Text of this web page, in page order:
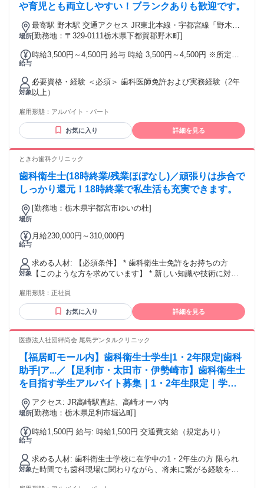
ています。 * 成果を正当に評価してほしい方 歩合給制度があ
という意欲のある方をサポートします。
や育児とも両立しやすい！ブランクありも歓迎です。
場所
最寄駅 野木駅 交通アクセス JR東北本線・宇都宮線「野木
駅」より徒歩7分
[勤務地：〒329-0111栃木県下都賀郡野木町]
給与
時給3,500円～4,500円 給与 時給 3,500円～4,500円 ※所定労
合給あり】 自費診療の20%を歩合給として支給いたします✨
昇給あり（随時） 賞与あり（年2回／6月・12月）
対象
必要資格・経験 ＜必須＞ 歯科医師免許および実務経験（2年
以上）
雇用形態： アルバイト・パート
お気に入り 詳細を見る
ときわ歯科クリニック
歯科衛生士(18時終業/残業ほぼなし)／頑張りは歩合で
しっかり還元！18時終業で私生活も充実できます。
場所
[勤務地：栃木県宇都宮市ゆいの杜]
給与
月給230,000円～310,000円
対象
求める人材: 【必須条件】 * 歯科衛生士免許をお持ちの方
【このような方を求めています】 * 新しい知識や技術に対し
試すなど、常に良いものを取り入れる姿勢を大切にしていま
す。新しい情報を学ぶことを楽しめる方を歓迎します。 * 誠
実に患者様と向き合える方 予防歯科やメンテナンスを通じ
ています。 * ワークライフバランスを大切にしたい方 18時終
充実させたいという当院の考えに共感いただける方を募集し
ています。 * 成果を正当に評価してほしい方 歩合給制度があ
るため、自分のスキルや頑張りを給与として還元してほしい
という意欲のある方をサポートします。
雇用形態： 正社員
お気に入り 詳細を見る
医療法人社団絆尚会 尾島デンタルクリニック
【福居町モール内】歯科衛生士学生|1・2年限定|歯科
助手|ア...／【足利市・太田市・伊勢崎市】歯科衛生士
を目指す学生アルバイト募集｜1・2年生限定｜学業
優先OK｜同世代の先輩から国試や就活のアドバイス
も♪
場所
アクセス: JR高崎駅直結、高崎オーパ内
[勤務地：栃木県足利市堀込町]
給与
時給1,500円 給与: 時給1,500円 交通費支給（規定あり）
対象
求める人材: 歯科衛生士学校に在学中の1・2年生の方 限られ
た時間でも歯科現場に関わりながら、将来に繋がる経験を積